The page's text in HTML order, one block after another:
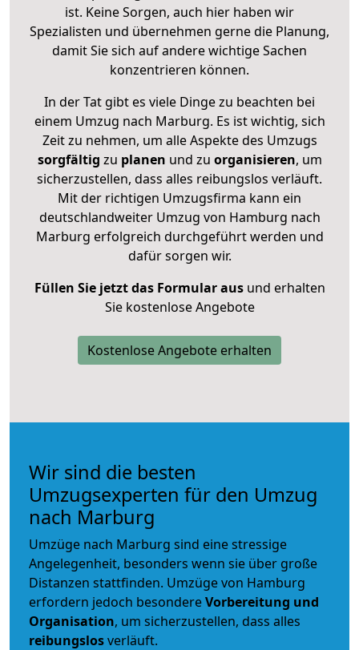
ist. Keine Sorgen, auch hier haben wir
Spezialisten und übernehmen gerne die Planung,
damit Sie sich auf andere wichtige Sachen
konzentrieren können.
In der Tat gibt es viele Dinge zu beachten bei
einem Umzug nach Marburg. Es ist wichtig, sich
Zeit zu nehmen, um alle Aspekte des Umzugs
sorgfältig zu planen und zu organisieren, um
sicherzustellen, dass alles reibungslos verläuft.
Mit der richtigen Umzugsfirma kann ein
deutschlandweiter Umzug von Hamburg nach
Marburg erfolgreich durchgeführt werden und
dafür sorgen wir.
Füllen Sie jetzt das Formular ausund erhalten
Sie kostenlose Angebote
Kostenlose Angebote erhalten
Wir sind die besten
Umzugsexperten für den Umzug
nach Marburg
Umzüge nach Marburg sind eine stressige
Angelegenheit, besonders wenn sie über große
Distanzen stattfinden. Umzüge von Hamburg
erfordern jedoch besondereVorbereitung und
Organisation, um sicherzustellen, dass alles
reibungslosverläuft.